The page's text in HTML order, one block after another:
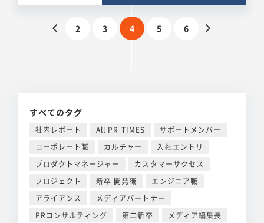
2 3 4 5 6
すべてのタグ
社内レポート All PR TIMES
サポートメンバー
コーポレート職
カルチャー
入社エントリ
プロダクトマネージャー
カスタマーサクセス
プロジェクト
新卒 開発職
エンジニア職
アライアンス
メディアパートナー
PRコンサルティング
第二新卒
メディア編集長